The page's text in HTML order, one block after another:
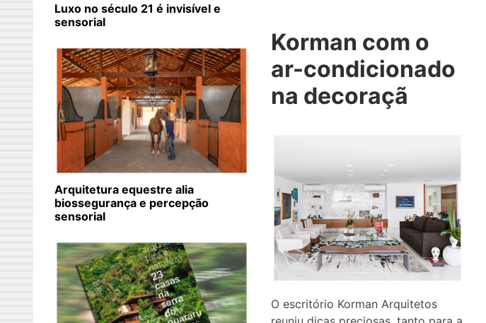
Korman com o
ar-condicionado
na decoraçã
O escritório Korman Arquitetos
Luxo no século 21 é invisível e
sensorial
Arquitetura equestre alia
biossegurança e percepção
sensorial